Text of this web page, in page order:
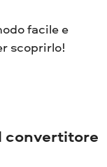
facile e
scoprirlo!
convertitore